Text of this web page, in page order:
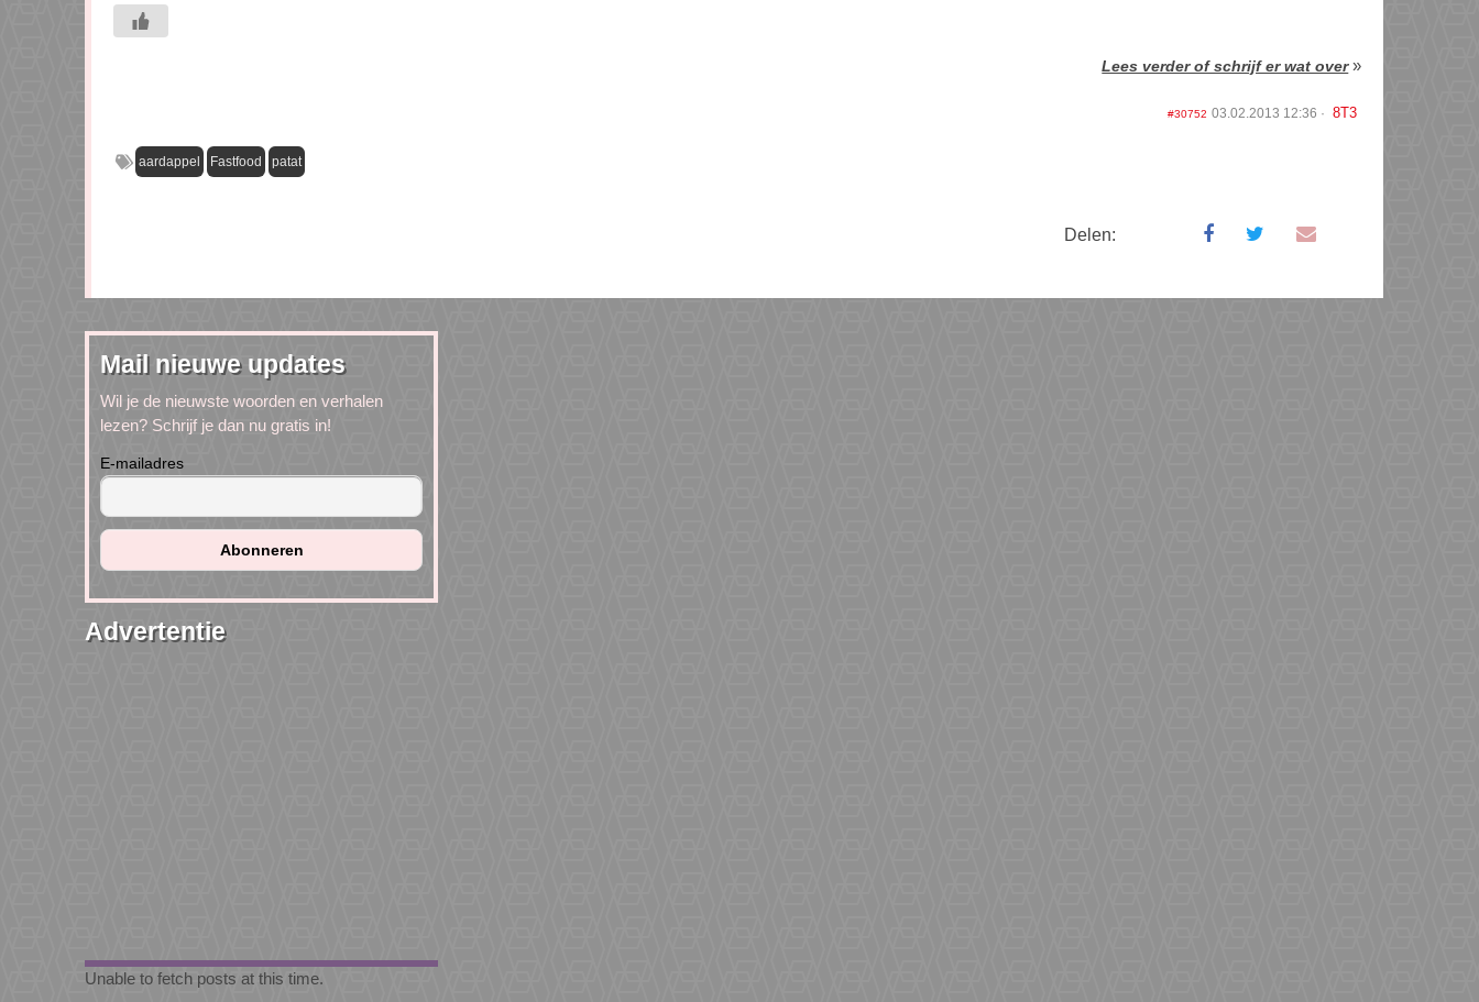
Lees verder of schrijf er wat over»
#30752 03.02.2013 12:36 8T3
aardappel Fastfood patat
Delen:
Mail nieuwe updates
Wil je de nieuwste woorden en verhalen
lezen? Schrijf je dan nu gratis in!
E-mailadres
Advertentie
Unable to fetch posts at this time.